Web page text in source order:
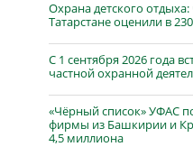
Охрана детского
Татарстане оценили в
С 1 сентября 2026 года
частной охранной
«Чёрный список» УФАС
фирмы из Башкирии и
4,5 миллиона